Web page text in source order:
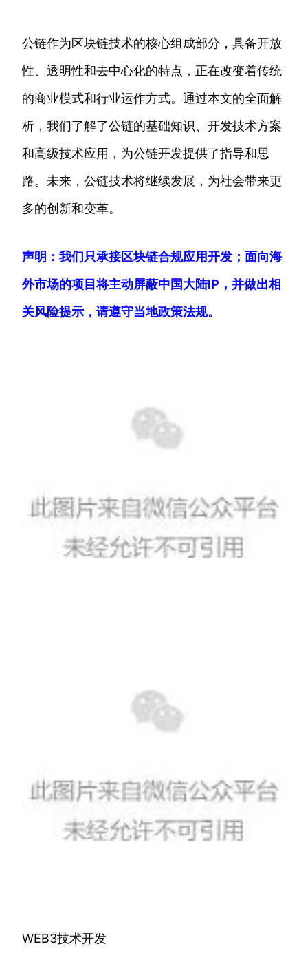
公链作为区块链技术的核心组成部分，具备开放
性、透明性和去中心化的特点，正在改变着传统
的商业模式和行业运作方式。通过本文的全面解
析，我们了解了公链的基础知识、开发技术方案
和高级技术应用，为公链开发提供了指导和思
路。未来，公链技术将继续发展，为社会带来更
多的创新和变革。
声明：我们只承接区块链合规应用开发；面向海
外市场的项目将主动屏蔽中国大陆IP，并做出相
关风险提示，请遵守当地政策法规。
WEB3技术开发